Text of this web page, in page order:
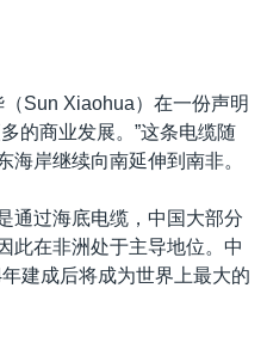
Sun Xiaohua）在一份声明
的商业发展。”这条电缆随
海岸继续向南延伸到南非。
通过海底电缆，中国大部分
此在非洲处于主导地位。中
建成后将成为世界上最大的